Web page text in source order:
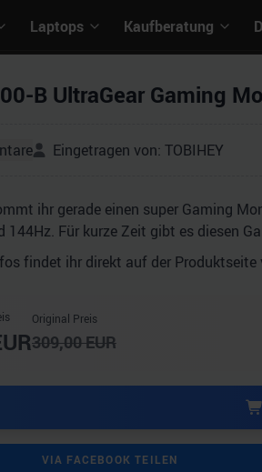
Laptops Kaufberatung
B UltraGear Gaming
Eingetragen von: TOBIHEY
ihr gerade einen super Gaming
144Hz. Für kurze Zeit gibt es diesen
findet ihr direkt auf der Produktseite
Original Preis
309,00EUR
VIA FACEBOOK TEILEN